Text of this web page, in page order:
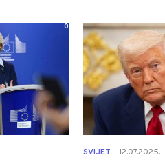
0
SVIJET 12.07.2025.